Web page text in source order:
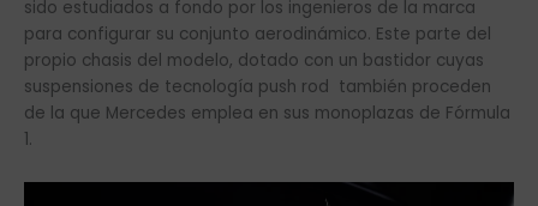
sido estudiados a fondo por los ingenieros de la marca
para configurar su conjunto aerodinámico. Este parte del
propio chasis del modelo, dotado con un bastidor cuyas
suspensiones de tecnología push rod también proceden
de la que Mercedes emplea en sus monoplazas de Fórmula
1.